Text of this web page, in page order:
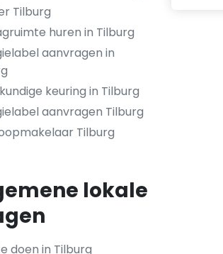
Tilburg
huren in Tilburg
aanvragen in
keuring in Tilburg
aanvragen Tilburg
Tilburg
lokale
doen in Tilburg